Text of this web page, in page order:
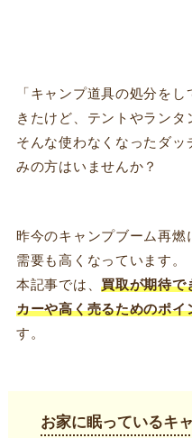
「キャンプ道具の処分を
きたけど、テントやランタ
そんな使わなくなったダ
みの方はいませんか？
昨今のキャンプブーム再
需要も高くなっています。
本記事では、買取が期待で
カーや高く売るためのポイ
す。
お家に眠っているキ